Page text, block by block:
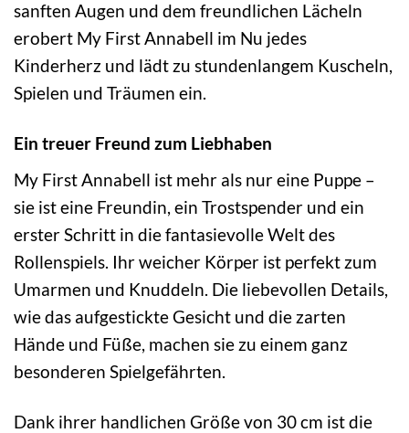
sanften Augen und dem freundlichen Lächeln
erobert My First Annabell im Nu jedes
Kinderherz und lädt zu stundenlangem Kuscheln,
Spielen und Träumen ein.
Ein treuer Freund zum Liebhaben
My First Annabell ist mehr als nur eine Puppe –
sie ist eine Freundin, ein Trostspender und ein
erster Schritt in die fantasievolle Welt des
Rollenspiels. Ihr weicher Körper ist perfekt zum
Umarmen und Knuddeln. Die liebevollen Details,
wie das aufgestickte Gesicht und die zarten
Hände und Füße, machen sie zu einem ganz
besonderen Spielgefährten.
Dank ihrer handlichen Größe von 30 cm ist die